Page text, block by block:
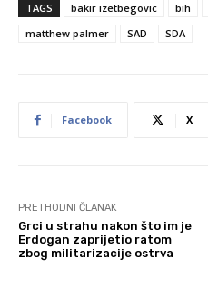
TAGS bakir izetbegovic bih
matthew palmer
SAD SDA
Facebook X
PRETHODNI ČLANAK
Grci u strahu nakon što im je
Erdogan zaprijetio ratom
zbog militarizacije ostrva